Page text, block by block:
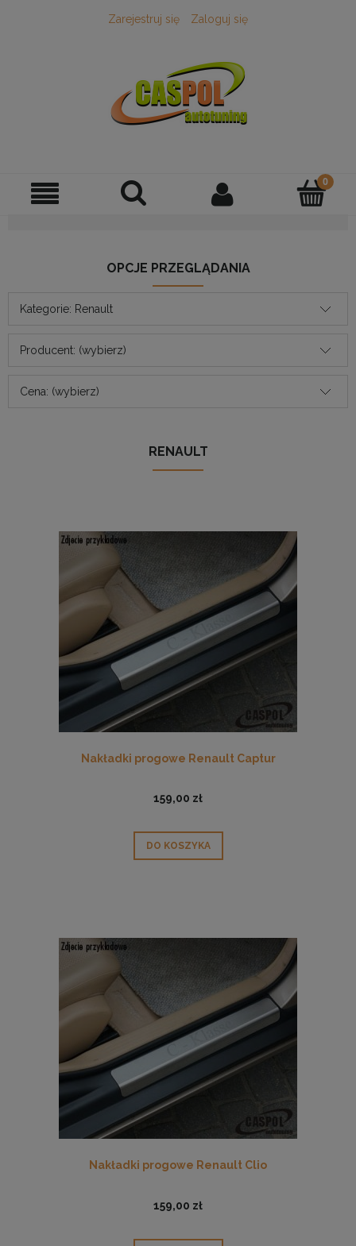
Zarejestruj się Zaloguj się
OPCJE PRZEGLĄDANIA
Kategorie: Renault
Producent: (wybierz)
Cena: (wybierz)
RENAULT
Nakładki progowe Renault Captur
159,00 zł
DO KOSZYKA
Nakładki progowe Renault Clio
159,00 zł